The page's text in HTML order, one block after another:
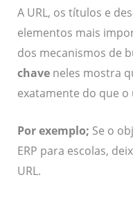
A URL, os títulos e
elementos mais
dos mecanismos de
chaveneles mostra
exatamente do que
Por exemplo; Se o
ERP para escolas,
URL.